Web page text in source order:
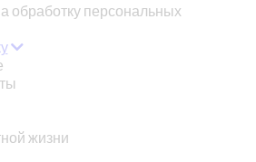
обработку персональных
жизни